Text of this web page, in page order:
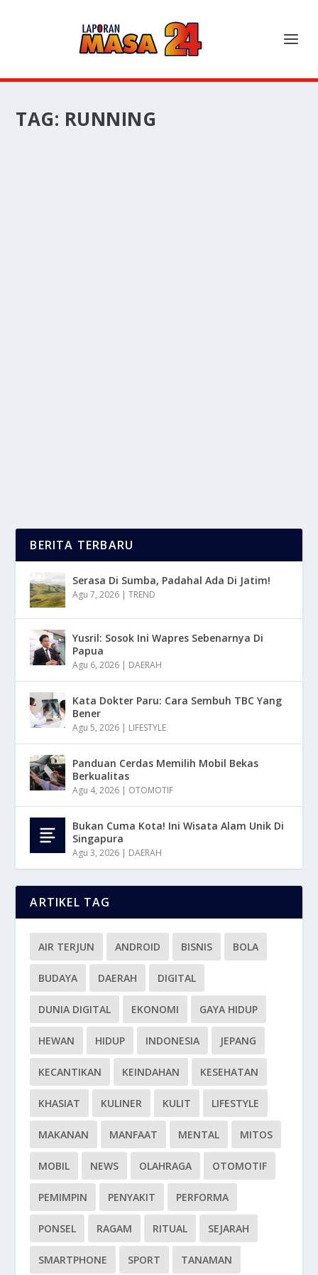
TAG: RUNNING
BERITA TERBARU
Serasa Di Sumba, Padahal Ada Di Jatim!
Agu 7, 2026 |TREND
Yusril: Sosok Ini Wapres Sebenarnya Di
Papua
Agu 6, 2026 | DAERAH
Kata Dokter Paru: Cara Sembuh TBC Yang
Bener
Agu 5, 2026 | LIFESTYLE
Panduan Cerdas Memilih Mobil Bekas
Berkualitas
Agu 4, 2026 | OTOMOTIF
Bukan Cuma Kota! Ini Wisata Alam Unik Di
Singapura
Agu 3, 2026 | DAERAH
ARTIKEL TAG
AIR TERJUN ANDROID BISNIS BOLA
BUDAYA DAERAH DIGITAL
DUNIA DIGITAL EKONOMI GAYA HIDUP
HEWAN HIDUP INDONESIA JEPANG
KECANTIKAN KEINDAHAN KESEHATAN
KHASIAT KULINER KULIT LIFESTYLE
MAKANAN MANFAAT MENTAL MITOS
MOBIL NEWS OLAHRAGA OTOMOTIF
PEMIMPIN PENYAKIT PERFORMA
PONSEL RAGAM RITUAL SEJARAH
SMARTPHONE SPORT TANAMAN